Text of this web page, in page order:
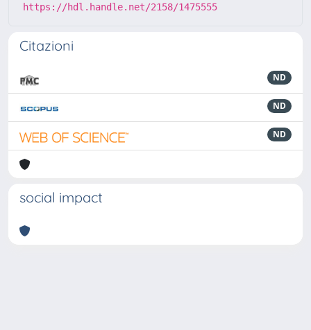
https://hdl.handle.net/2158/1475555
Citazioni
ND
ND
ND
social impact